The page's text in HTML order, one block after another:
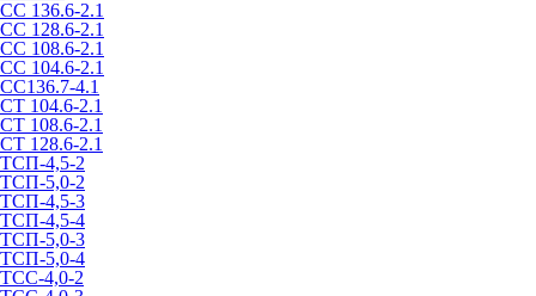
СС 136.6-2.1
СС 128.6-2.1
СС 108.6-2.1
СС 104.6-2.1
СС136.7-4.1
СТ 104.6-2.1
СТ 108.6-2.1
СТ 128.6-2.1
ТСП-4,5-2
ТСП-5,0-2
ТСП-4,5-3
ТСП-4,5-4
ТСП-5,0-3
ТСП-5,0-4
ТСС-4,0-2